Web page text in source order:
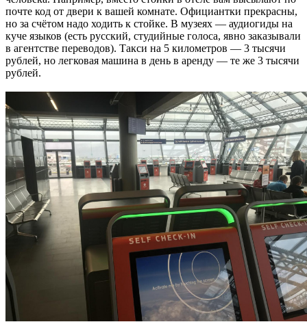
почте код от двери к вашей комнате. Официантки прекрасны,
но за счётом надо ходить к стойке. В музеях — аудиогиды на
куче языков (есть русский, студийные голоса, явно заказывали
в агентстве переводов). Такси на 5 километров — 3 тысячи
рублей, но легковая машина в день в аренду — те же 3 тысячи
рублей.